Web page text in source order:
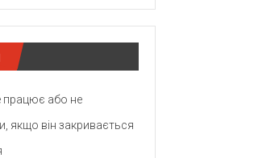
працює або не
якщо він закривається